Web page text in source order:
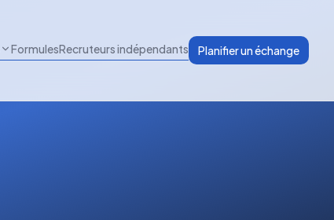
FormulesRecruteurs indépendants Planifier un échange